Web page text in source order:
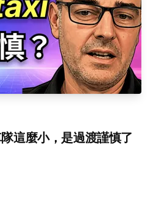
這麼小，是過渡謹慎了